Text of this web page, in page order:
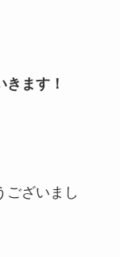
ます！
ございまし